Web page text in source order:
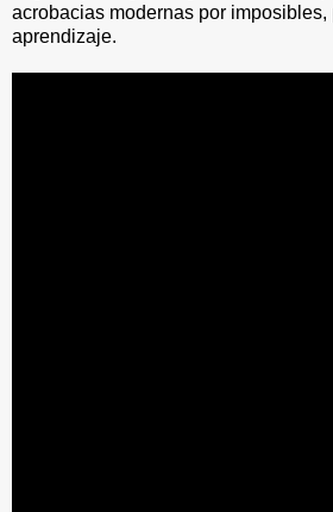
acrobacias modernas por
aprendizaje.